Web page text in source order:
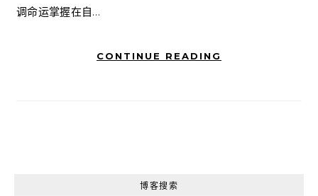
调命运掌握在自…
CONTINUE READING
博客搜索